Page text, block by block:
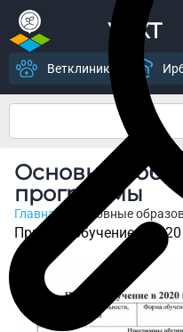
УСХТ
Ветклиника
Основные
программы
Главная Основные
Прием и обучение в